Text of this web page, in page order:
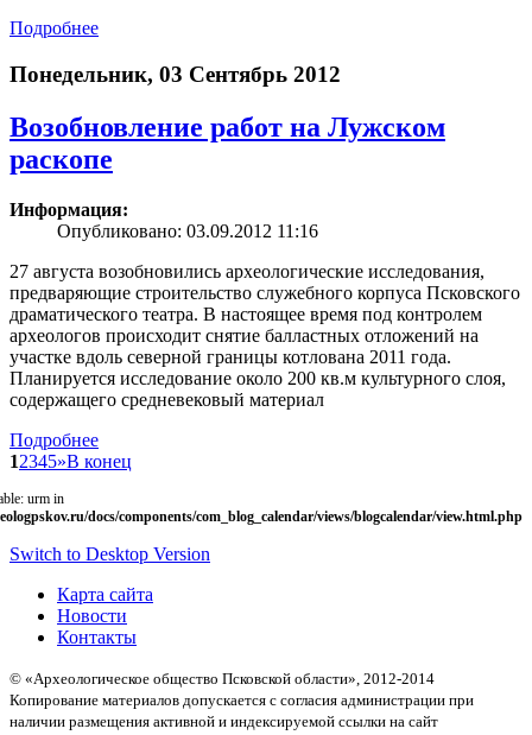
Подробнее
Понедельник, 03 Сентябрь 2012
Возобновление работ на Лужском
раскопe
Информация:
Опубликовано: 03.09.2012 11:16
27 августа возобновились археологические исследования,
предваряющие строительство служебного корпуса Псковского
драматического театра. В настоящее время под контролем
археологов происходит снятие балластных отложений на
участке вдоль северной границы котлована 2011 года.
Планируется исследование около 200 кв.м культурного слоя,
содержащего средневековый материал
Подробнее
12345»В конец
urm in
docs/components/com_blog_calendar/views/blogcalendar/view.html.php
Switch to Desktop Version
Карта сайта
Новости
Контакты
© «Археологическое общество Псковской области», 2012-2014
Копирование материалов допускается с согласия администрации при
наличии размещения активной и индексируемой ссылки на сайт